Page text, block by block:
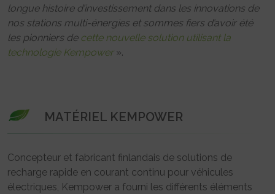
longue histoire d’investissement dans les innovations de
nos stations multi-énergies et sommes fiers d’avoir été
les pionniers de cette nouvelle solution utilisant la
technologie Kempower».
MATÉRIEL KEMPOWER
Concepteur et fabricant finlandais de solutions de
recharge rapide en courant continu pour véhicules
électriques, Kempower a fourni les différents éléments